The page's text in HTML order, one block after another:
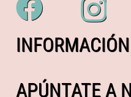
INFORMACIÓN
APÚNTATE A